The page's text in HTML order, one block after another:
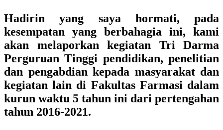
Hadirin yang saya hormati, pada
kesempatan yang berbahagia ini, kami
akan melaporkan kegiatan Tri Darma
Perguruan Tinggi pendidikan, penelitian
dan pengabdian kepada masyarakat dan
kegiatan lain di Fakultas Farmasi dalam
kurun waktu 5 tahun ini dari pertengahan
tahun 2016-2021.